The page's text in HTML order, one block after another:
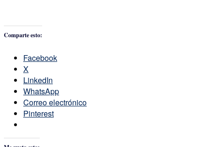
Comparte esto:
Facebook
X
LinkedIn
WhatsApp
Correo electrónico
Pinterest